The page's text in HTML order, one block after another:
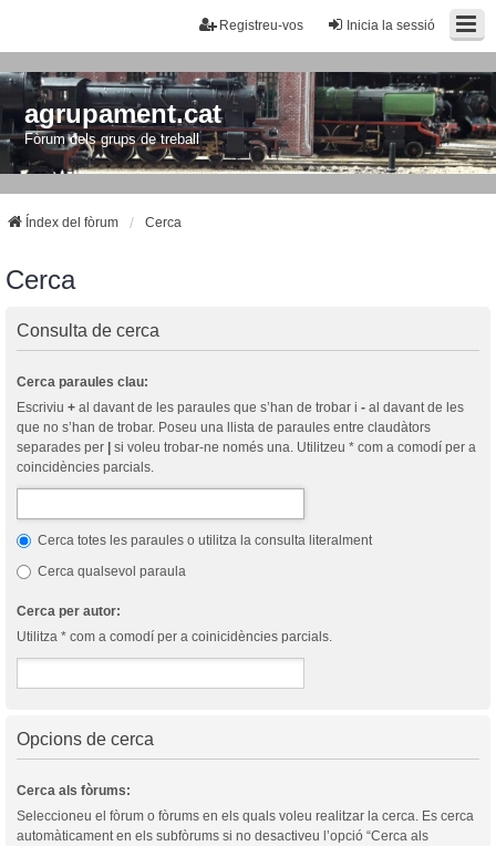
Inicia la sessió
Registreu-vos
agrupament.cat
Fòrum dels grups de treball
Índex del fòrum Cerca
Cerca
Consulta de cerca
Cerca paraules clau:
Escriviu + al davant de les paraules que s’han de trobar i - al davant de les
que no s’han de trobar. Poseu una llista de paraules entre claudàtors
separades per | si voleu trobar-ne només una. Utilitzeu * com a comodí per a
coincidències parcials.
Cerca totes les paraules o utilitza la consulta literalment
Cerca qualsevol paraula
Cerca per autor:
Utilitza * com a comodí per a coinicidències parcials.
Opcions de cerca
Cerca als fòrums:
Seleccioneu el fòrum o fòrums en els quals voleu realitzar la cerca. Es cerca
automàticament en els subfòrums si no desactiveu l’opció “Cerca als